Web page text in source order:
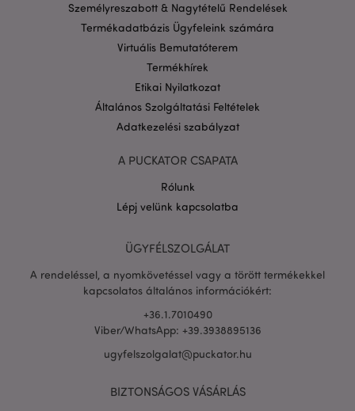
Személyreszabott & Nagytételű Rendelések
Termékadatbázis Ügyfeleink számára
Virtuális Bemutatóterem
Termékhírek
Etikai Nyilatkozat
Általános Szolgáltatási Feltételek
Adatkezelési szabályzat
A PUCKATOR CSAPATA
Rólunk
Lépj velünk kapcsolatba
ÜGYFÉLSZOLGÁLAT
A rendeléssel, a nyomkövetéssel vagy a törött termékekkel
kapcsolatos általános információkért:
+36.1.7010490
Viber/WhatsApp: +39.3938895136
ugyfelszolgalat@puckator.hu
BIZTONSÁGOS VÁSÁRLÁS
section_data_ids
Adobe Inc.
mage-messages